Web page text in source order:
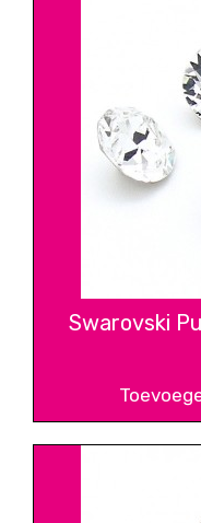
Swarovski